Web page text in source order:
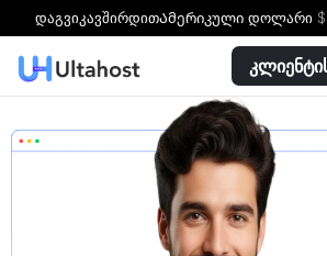
დაგვიკავშირდითᲐმერიკული დოლარი $